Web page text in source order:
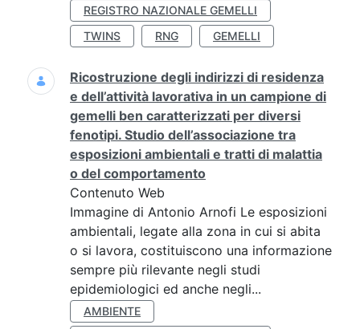
REGISTRO NAZIONALE GEMELLI
TWINS
RNG GEMELLI
Ricostruzione degli indirizzi di residenza
e dell’attività lavorativa in un campione di
gemelli ben caratterizzati per diversi
fenotipi. Studio dell’associazione tra
esposizioni ambientali e tratti di malattia
o del comportamento
Contenuto Web
Immagine di Antonio Arnofi Le esposizioni
ambientali, legate alla zona in cui si abita
o si lavora, costituiscono una informazione
sempre più rilevante negli studi
epidemiologici ed anche negli...
AMBIENTE